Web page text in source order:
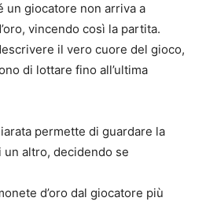
un giocatore non arriva a
vincendo così la partita.
il vero cuore del gioco,
di lottare fino all’ultima
permette di guardare la
altro, decidendo se
d’oro dal giocatore più